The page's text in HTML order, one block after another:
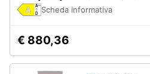
Scheda informativa
€ 880,36